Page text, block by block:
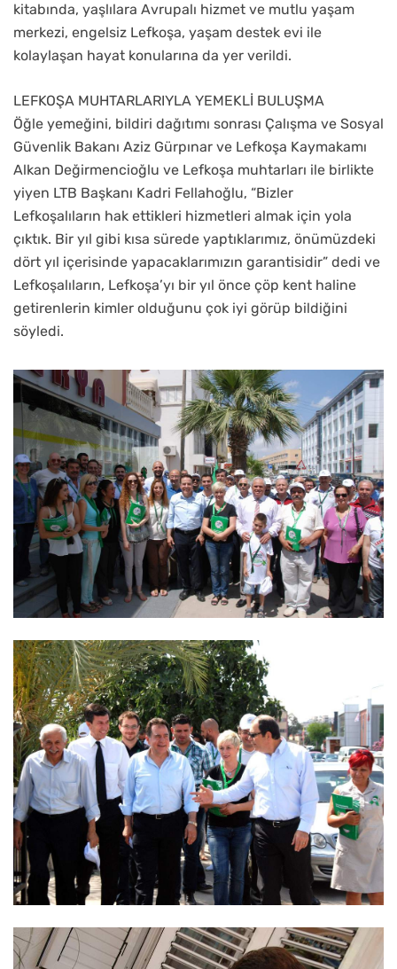
kitabında, yaşlılara Avrupalı hizmet ve mutlu yaşam
merkezi, engelsiz Lefkoşa, yaşam destek evi ile
kolaylaşan hayat konularına da yer verildi.
LEFKOŞA MUHTARLARIYLA YEMEKLİ BULUŞMA
Öğle yemeğini, bildiri dağıtımı sonrası Çalışma ve Sosyal
Güvenlik Bakanı Aziz Gürpınar ve Lefkoşa Kaymakamı
Alkan Değirmencioğlu ve Lefkoşa muhtarları ile birlikte
yiyen LTB Başkanı Kadri Fellahoğlu, “Bizler
Lefkoşalıların hak ettikleri hizmetleri almak için yola
çıktık. Bir yıl gibi kısa sürede yaptıklarımız, önümüzdeki
dört yıl içerisinde yapacaklarımızın garantisidir” dedi ve
Lefkoşalıların, Lefkoşa’yı bir yıl önce çöp kent haline
getirenlerin kimler olduğunu çok iyi görüp bildiğini
söyledi.